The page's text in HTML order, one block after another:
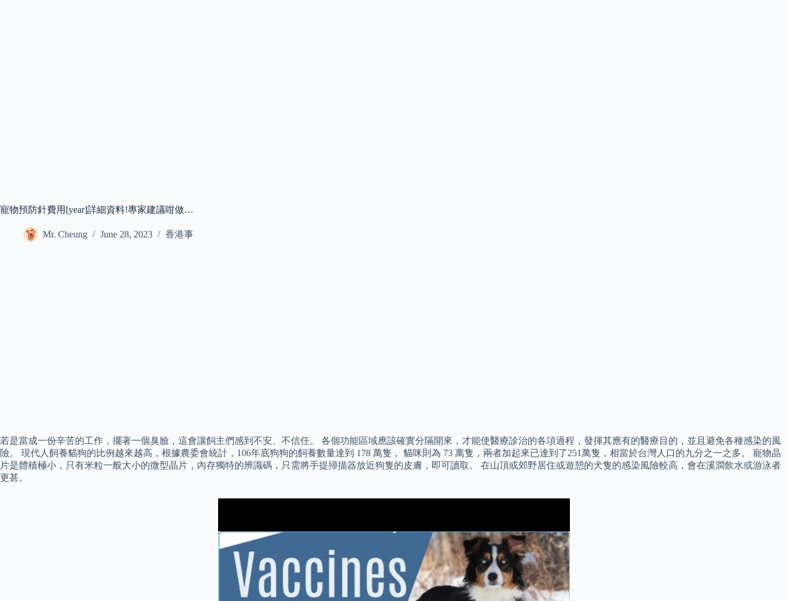
寵物預防針費用[year]詳細資料!專家建議咁做…
Mr. Cheung June 28, 2023 香港事
若是當成一份辛苦的工作，擺著一個臭臉，這會讓飼主們感到不安、不信任。 各個功能區域應該確實分隔開來，才能使醫療診治的各項過程，發揮其應有的醫療目的，並且避免各種感染的風
險。 現代人飼養貓狗的比例越來越高，根據農委會統計，106年底狗狗的飼養數量達到 178 萬隻， 貓咪則為 73 萬隻，兩者加起來已達到了251萬隻，相當於台灣人口的九分之一之多。 寵物晶
片是體積極小，只有米粒一般大小的微型晶片，內存獨特的辨識碼，只需將手提掃描器放近狗隻的皮膚，即可讀取。 在山頂或郊野居住或遊憩的犬隻的感染風險較高，會在溪澗飲水或游泳者
更甚。